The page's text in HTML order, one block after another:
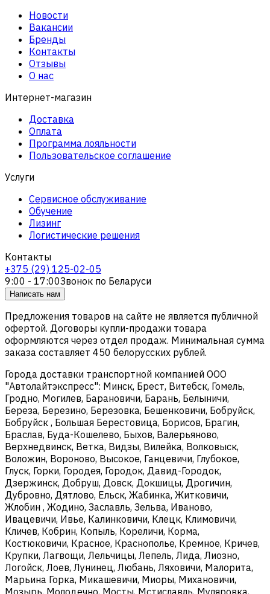
Новости
Вакансии
Бренды
Контакты
Отзывы
О нас
Интернет-магазин
Доставка
Оплата
Программа лояльности
Пользовательское соглашение
Услуги
Сервисное обслуживание
Обучение
Лизинг
Логистические решения
Контакты
+375 (29) 125-02-05
9:00 - 17:00Звонок по Беларуси
Написать нам
Предложения товаров на сайте не является публичной
офертой. Договоры купли-продажи товара
оформляются через отдел продаж. Минимальная сумма
заказа составляет 450 белорусских рублей.
Города доставки транспортной компанией ООО
"Автолайтэкспресс": Минск, Брест, Витебск, Гомель,
Гродно, Могилев, Барановичи, Барань, Белыничи,
Береза, Березино, Березовка, Бешенковичи, Бобруйск,
Бобруйск , Большая Берестовица, Борисов, Брагин,
Браслав, Буда-Кошелево, Быхов, Валерьяново,
Верхнедвинск, Ветка, Видзы, Вилейка, Волковыск,
Воложин, Вороново, Высокое, Ганцевичи, Глубокое,
Глуск, Горки, Городея, Городок, Давид-Городок,
Дзержинск, Добруш, Довск, Докшицы, Дрогичин,
Дубровно, Дятлово, Ельск, Жабинка, Житковичи,
Жлобин , Жодино, Заславль, Зельва, Иваново,
Ивацевичи, Ивье, Калинковичи, Клецк, Климовичи,
Кличев, Кобрин, Копыль, Кореличи, Корма,
Костюковичи, Красное, Краснополье, Кремное, Кричев,
Крупки, Лагвощи, Лельчицы, Лепель, Лида, Лиозно,
Логойск, Лоев, Лунинец, Любань, Ляховичи, Малорита,
Марьина Горка, Микашевичи, Миоры, Михановичи,
Мозырь, Молодечно, Мосты, Мстиславль, Муляровка,